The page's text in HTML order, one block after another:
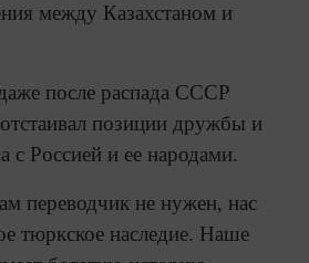
между Казахстаном и
после распада СССР
отстаивал позиции дружбы и
с Россией и ее народами.
переводчик не нужен, нас
тюркское наследие. Наше